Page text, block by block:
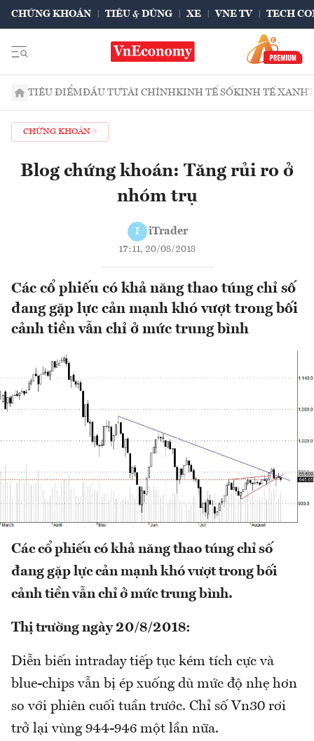
CHỨNG KHOÁN TIÊU & DÙNG XE VNE TV TECH
TIÊU ĐIỂMĐẦU TƯTÀI CHÍNHKINH TẾ SỐKINH TẾ XANH
CHỨNG KHOÁN
Blog chứng khoán: Tăng rủi ro ở
nhóm trụ
I iTrader
17:11, 20/08/2018
Các cổ phiếu có khả năng thao túng chỉ số
đang gặp lực cản mạnh khó vượt trong bối
cảnh tiền vẫn chỉ ở mức trung bình
Các cổ phiếu có khả năng thao túng chỉ số
đang gặp lực cản mạnh khó vượt trong bối
cảnh tiền vẫn chỉ ở mức trung bình.
Thị trường ngày 20/8/2018:
Diễn biến intraday tiếp tục kém tích cực và
blue-chips vẫn bị ép xuống dù mức độ nhẹ hơn
so với phiên cuối tuần trước. Chỉ số Vn30 rơi
trở lại vùng 944-946 một lần nữa.